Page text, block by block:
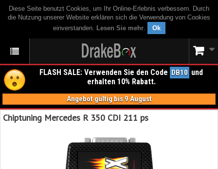
Diese Seite benutzt Cookies, um Ihr Online-Erlebnis verbessern. Durch
die Nutzung unserer Website erklären sich die Verwendung von Cookies
einverstanden. Lesen Sie mehr. Ok
FLASH SALE: Verwenden Sie den Code DB10 und
erhalten 10% Rabatt.
Angebot gültig bis 9 August
Chiptuning Mercedes R 350 CDI 211 ps